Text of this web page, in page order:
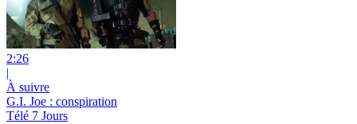
2:26
|
À suivre
G.I. Joe : conspiration
Télé 7 Jours